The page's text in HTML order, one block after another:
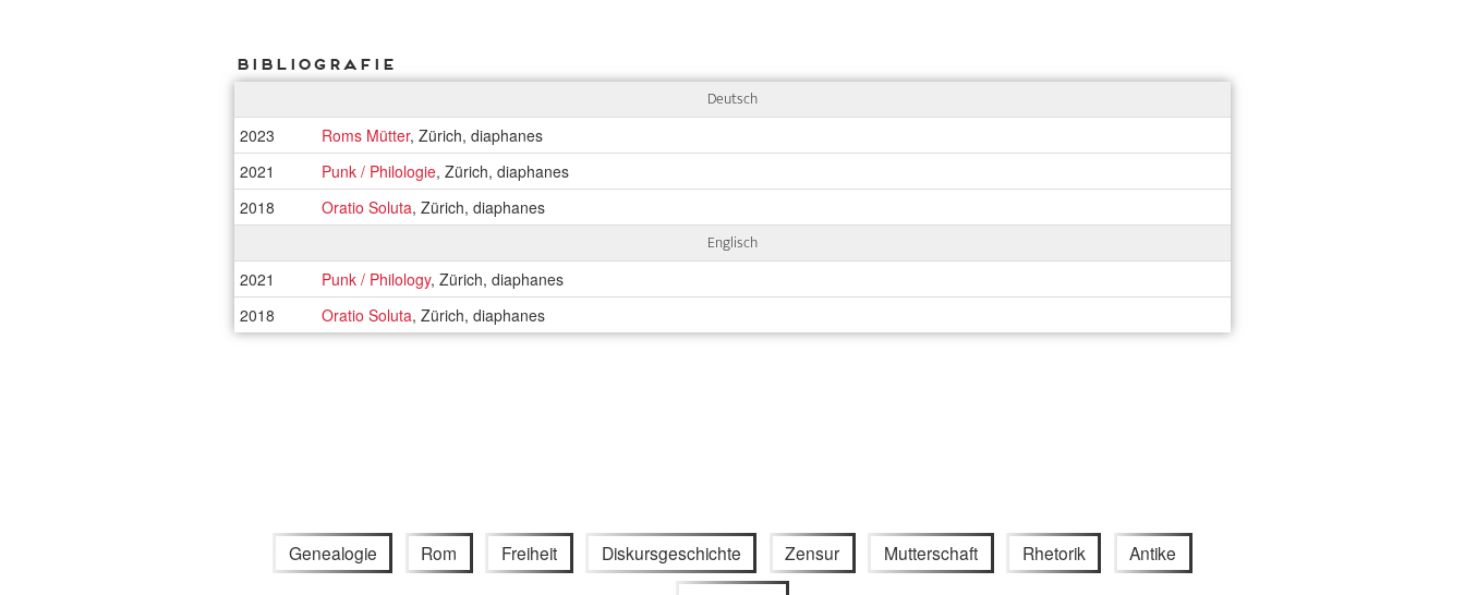
Bibliografie
Deutsch
2023 Roms Mütter, Zürich, diaphanes
2021
Punk / Philologie, Zürich, diaphanes
2018
Oratio Soluta, Zürich, diaphanes
Englisch
2021 Punk / Philology, Zürich, diaphanes
2018
Oratio Soluta, Zürich, diaphanes
Genealogie Rom Freiheit Diskursgeschichte Zensur Mutterschaft Rhetorik Antike